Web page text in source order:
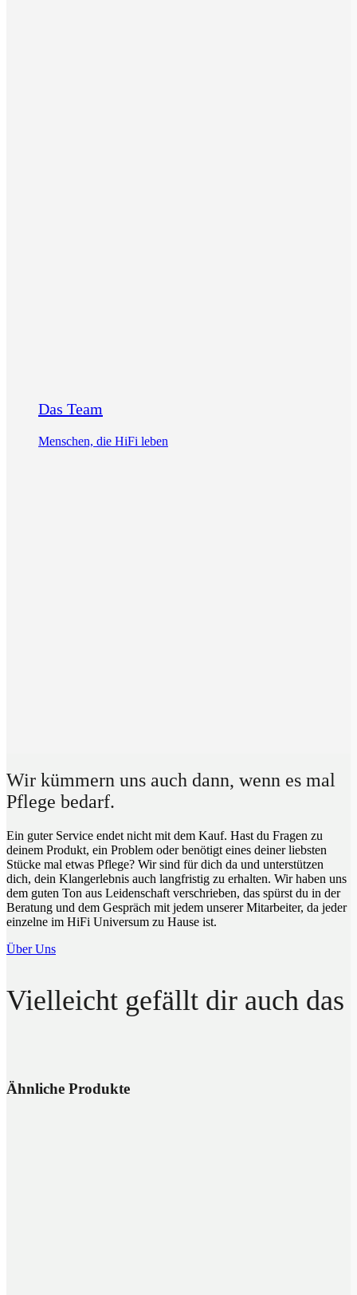
Das Team
Menschen, die HiFi leben
Wir kümmern uns auch dann, wenn es mal
Pflege bedarf.
Ein guter Service endet nicht mit dem Kauf. Hast du Fragen zu
deinem Produkt, ein Problem oder benötigt eines deiner liebsten
Stücke mal etwas Pflege? Wir sind für dich da und unterstützen
dich, dein Klangerlebnis auch langfristig zu erhalten. Wir haben uns
dem guten Ton aus Leidenschaft verschrieben, das spürst du in der
Beratung und dem Gespräch mit jedem unserer Mitarbeiter, da jeder
einzelne im HiFi Universum zu Hause ist.
Über Uns
Vielleicht gefällt dir auch das
Ähnliche Produkte